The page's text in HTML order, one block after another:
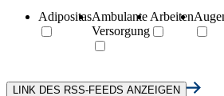
AdipositasAmbulante
Versorgung
Arbeiten